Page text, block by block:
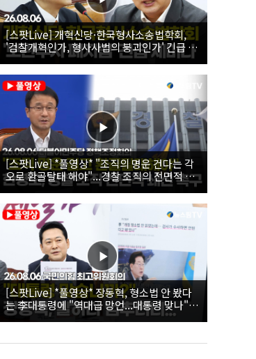
[스팟Live] 개혁신당·한국형사소송법학회,
'검찰개혁인가, 형사사법의 붕괴인가' 긴급 세
미나｜26.08.06
[스팟Live] *풀영상* "조직의 명운 건다는 각
오로 환골탈태 해야"...경찰 조직의 전면적 쇄
신 촉구한 한병도 | 26.08.06 더불어민주당 정
책조정회의
[스팟Live] *풀영상* 장동혁, 형소법 안 봤다
는 李대통령에 "역대급 망언...대통령 맞나"｜
26.08.06 국민의힘 최고위원회의